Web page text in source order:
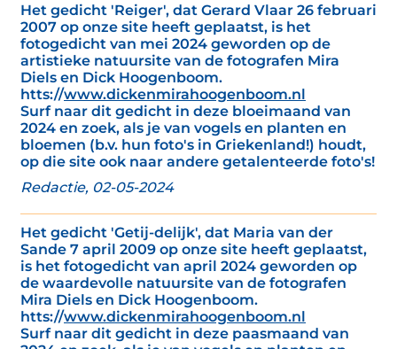
Het gedicht 'Reiger', dat Gerard Vlaar 26 februari
2007 op onze site heeft geplaatst, is het
fotogedicht van mei 2024 geworden op de
artistieke natuursite van de fotografen Mira
Diels en Dick Hoogenboom.
htts://www.dickenmirahoogenboom.nl
Surf naar dit gedicht in deze bloeimaand van
2024 en zoek, als je van vogels en planten en
bloemen (b.v. hun foto's in Griekenland!) houdt,
op die site ook naar andere getalenteerde foto's!
Redactie, 02-05-2024
Het gedicht 'Getij-delijk', dat Maria van der
Sande 7 april 2009 op onze site heeft geplaatst,
is het fotogedicht van april 2024 geworden op
de waardevolle natuursite van de fotografen
Mira Diels en Dick Hoogenboom.
htts://www.dickenmirahoogenboom.nl
Surf naar dit gedicht in deze paasmaand van